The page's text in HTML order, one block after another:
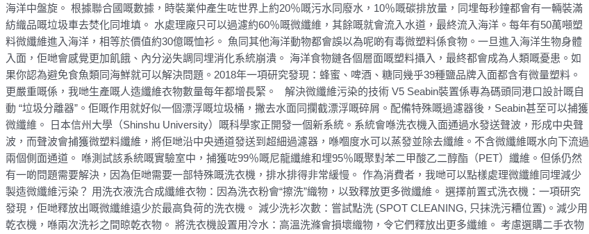
海洋中盤旋。 根據聯合國嘅數據，時裝業仲產生咗世界上約20％嘅污水同廢水，10％嘅碳排放量，同埋每秒鐘都會有一輛裝滿
紡織品嘅垃圾車去焚化同堆填。 水處理廠只可以過濾約60％嘅微纖維，其餘嘅就會流入水道，最終流入海洋。每年有50萬噸塑
料微纖維進入海洋，相等於價值約30億嘅恤衫。 魚同其他海洋動物都會誤以為呢啲有毒微塑料係食物。一旦進入海洋生物身體
入面，佢哋會感覺更加飢餓、內分泌失調同埋消化系統崩潰。 海洋食物鏈各個層面嘅塑料攝入，最終都會成為人類嘅憂患。如
果你認為避免食魚類同海鮮就可以解決問題。2018年一項研究發現：蜂蜜、啤酒、糖同幾乎39種鹽品牌入面都含有微量塑料。
更嚴重嘅係，我哋生產嘅人造纖維衣物數量每年都增長緊。 解決微纖維污染的技術 V5 Seabin裝置係專為碼頭同港口設計嘅自
動 “垃圾分離器”。佢嘅作用就好似一個漂浮嘅垃圾桶，撇去水面同攔截漂浮嘅碎屑。配備特殊嘅過濾器後，Seabin甚至可以捕獲
微纖維。 日本信州大學（Shinshu University）嘅科學家正開發一個新系統。系統會喺洗衣機入面通過水發送聲波，形成中央聲
波，而聲波會捕獲微塑料纖維，將佢哋沿中央通道發送到超細過濾器，喺嗰度水可以蒸發並除去纖維。不含微纖維嘅水向下流過
兩個側面通道。 喺測試該系統嘅實驗室中，捕獲咗99％嘅尼龍纖維和埋95％嘅聚對苯二甲酸乙二醇酯（PET）纖維。但係仍然
有一啲問題需要解決，因為佢哋需要一部特殊嘅洗衣機，排水排得非常緩慢。 作為消費者，我哋可以點樣處理微纖維同埋減少
製造微纖維污染？ 用洗衣液洗合成纖維衣物：因為洗衣粉會“擦洗”織物，以致釋放更多微纖維。 選擇前置式洗衣機：一項研究
發現，佢哋釋放出嘅微纖維遠少於最高負荷的洗衣機。 減少洗衫次數：嘗試點洗 (SPOT CLEANING, 只抹洗污糟位置)。減少用
乾衣機，喺兩次洗衫之間晾乾衣物。 將洗衣機設置用冷水：高溫洗滌會損壞織物，令它們釋放出更多纖維。 考慮選購二手衣物